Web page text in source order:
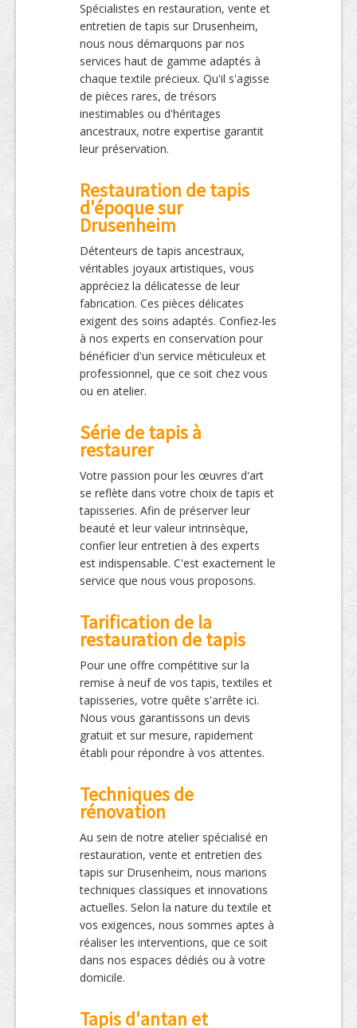
Spécialistes en restauration, vente et
entretien de tapis sur Drusenheim,
nous nous démarquons par nos
services haut de gamme adaptés à
chaque textile précieux. Qu'il s'agisse
de pièces rares, de trésors
inestimables ou d'héritages
ancestraux, notre expertise garantit
leur préservation.
Restauration de tapis
d'époque sur
Drusenheim
Détenteurs de tapis ancestraux,
véritables joyaux artistiques, vous
appréciez la délicatesse de leur
fabrication. Ces pièces délicates
exigent des soins adaptés. Confiez-les
à nos experts en conservation pour
bénéficier d'un service méticuleux et
professionnel, que ce soit chez vous
ou en atelier.
Série de tapis à
restaurer
Votre passion pour les œuvres d'art
se reflète dans votre choix de tapis et
tapisseries. Afin de préserver leur
beauté et leur valeur intrinsèque,
confier leur entretien à des experts
est indispensable. C'est exactement le
service que nous vous proposons.
Tarification de la
restauration de tapis
Pour une offre compétitive sur la
remise à neuf de vos tapis, textiles et
tapisseries, votre quête s'arrête ici.
Nous vous garantissons un devis
gratuit et sur mesure, rapidement
établi pour répondre à vos attentes.
Techniques de
rénovation
Au sein de notre atelier spécialisé en
restauration, vente et entretien des
tapis sur Drusenheim, nous marions
techniques classiques et innovations
actuelles. Selon la nature du textile et
vos exigences, nous sommes aptes à
réaliser les interventions, que ce soit
dans nos espaces dédiés ou à votre
domicile.
Tapis d'antan et